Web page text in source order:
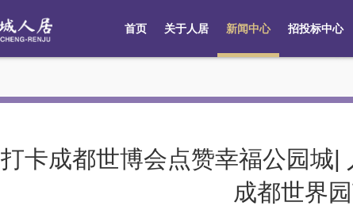
首页 关于人居 新闻中心 招投标中心
打卡成都世博会点赞幸福公园城
成都世界